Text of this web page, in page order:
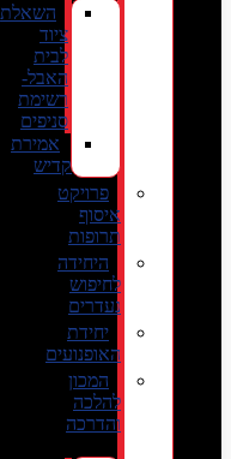
השאלת
ציוד
לבית
האבל-
רשימת
סניפים
אמירת
קדיש
פרויקט
איסוף
תרופות
היחידה
לחיפוש
נעדרים
יחידת
האופנועים
המכון
להלכה
והדרכה